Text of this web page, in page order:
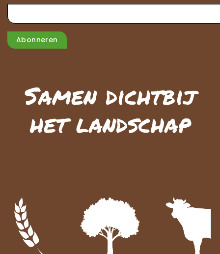
Abonneren
Samen dichtbij
het landschap